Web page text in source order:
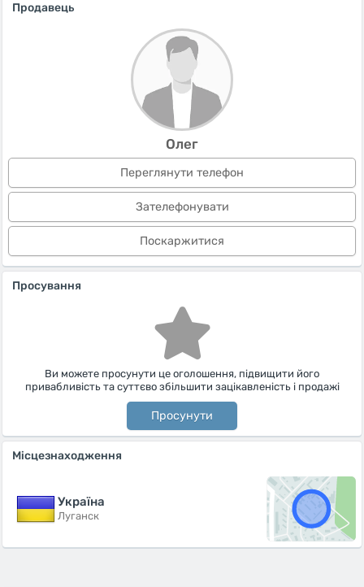
Продавець
Олег
Переглянути телефон
Зателефонувати
Поскаржитися
Просування
Ви можете просунути це оголошення, підвищити його
привабливість та суттєво збільшити зацікавленість і продажі
Просунути
Місцезнаходження
Україна
Луганск